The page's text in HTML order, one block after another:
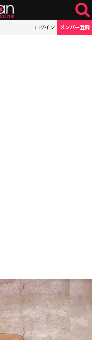
ログイン メンバー登録